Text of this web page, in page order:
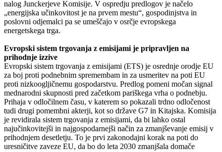
nalog Junckerjeve Komisije. V ospredju predlogov je načelo
„energijska učinkovitost je na prvem mestu“, gospodinjstva in
poslovni odjemalci pa se umeščajo v osrčje evropskega
energetskega trga.
Evropski sistem trgovanja z emisijami je pripravljen na
prihodnje izzive
Evropski sistem trgovanja z emisijami (ETS) je osrednje orodje EU
za boj proti podnebnim spremembam in za usmeritev na poti EU
proti nizkoogljičnemu gospodarstvu. Predlog pomeni močan signal
mednarodni skupnosti pred začetkom pariškega vrha o podnebju.
Prihaja v odločilnem času, v katerem so pokazali trdno odločenost
tudi drugi pomembni akterji, kot so države G7 in Kitajska. Komisija
je revidirala sistem trgovanja z emisijami, da bi lahko ostal
najučinkovitejši in najgospodarnejši način za zmanjševanje emisij v
prihodnjem desetletju. To je prvi zakonodajni korak na poti do
uresničitve zaveze EU, da bo do leta 2030 zmanjšala domače